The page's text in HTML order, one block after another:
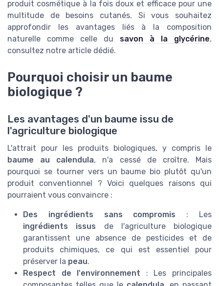
produit cosmétique à la fois doux et efficace pour une
multitude de besoins cutanés. Si vous souhaitez
approfondir les avantages liés à la composition
naturelle comme celle du savon à la glycérine,
consultez notre article dédié.
Pourquoi choisir un baume
biologique ?
Les avantages d'un baume issu de
l'agriculture biologique
L'attrait pour les produits biologiques, y compris le
baume au calendula, n'a cessé de croître. Mais
pourquoi se tourner vers un baume bio plutôt qu'un
produit conventionnel ? Voici quelques raisons qui
pourraient vous convaincre :
Des ingrédients sans compromis : Les
ingrédients issus de l'agriculture biologique
garantissent une absence de pesticides et de
produits chimiques, ce qui est essentiel pour
préserver la peau.
Respect de l'environnement : Les principales